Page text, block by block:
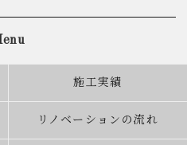
施工実績
リノベーションの流れ